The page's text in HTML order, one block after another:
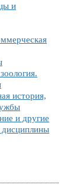
и
история,
и другие
дисциплины